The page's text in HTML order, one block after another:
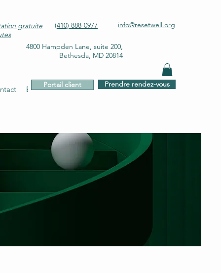
gratuite
(410) 888-0977 info@resetwell.org
4800 Hampden Lane, suite 200,
Bethesda, MD 20814
Blog Christian Counseling
Portail client Prendre rendez-vous